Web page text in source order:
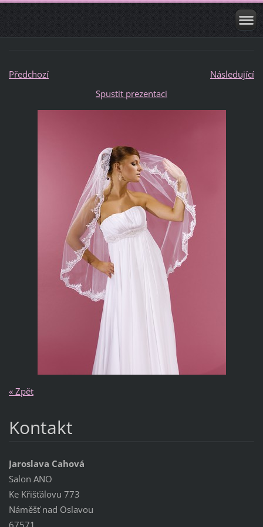
Předchozí
Následující
Spustit prezentaci
« Zpět
Kontakt
Jaroslava Cahová
Salon ANO
Ke Křišťálovu 773
Náměšť nad Oslavou
67571